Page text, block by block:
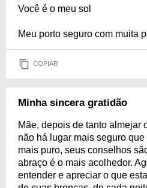
Você é o meu sol
Meu porto seguro com muita
COPIAR
Minha sincera gratidão
Mãe, depois de tanto almejar
não há lugar mais seguro
mais puro, seus conselhos
abraço é o mais acolhedor.
entender e apreciar o que